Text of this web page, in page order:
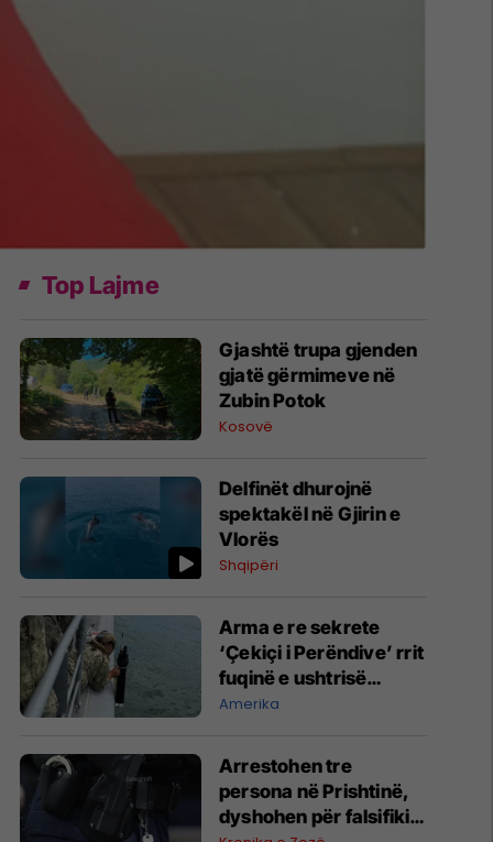
Top Lajme
Gjashtë trupa gjenden
gjatë gërmimeve në
Zubin Potok
Kosovë
Delfinët dhurojnë
spektakël në Gjirin e
Vlorës
Shqipëri
Arma e re sekrete
‘Çekiçi i Perëndive’ rrit
fuqinë e ushtrisë
amerikane
Amerika
Arrestohen tre
persona në Prishtinë,
dyshohen për falsifikim